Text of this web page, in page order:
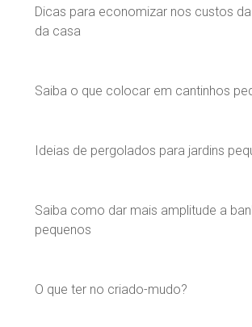
Dicas para economizar nos custos
da casa
Saiba o que colocar em cantinhos
Ideias de pergolados para jardins
Saiba como dar mais amplitude a
pequenos
O que ter no criado-mudo?